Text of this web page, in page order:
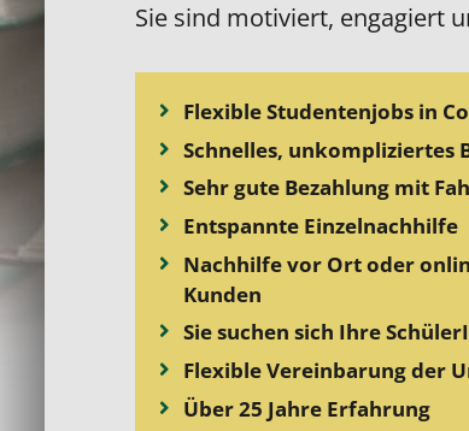
Sie sind motiviert, engagiert
Flexible Studentenjobs in
Schnelles, unkompliziertes
Sehr gute Bezahlung mit
Entspannte Einzelnachhilfe
Nachhilfe vor Ort oder
Kunden
Sie suchen sich Ihre
Flexible Vereinbarung der
Über 25 Jahre Erfahrung